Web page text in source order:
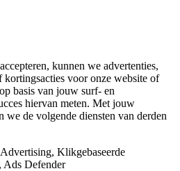
kunnen we advertenties,
kortingsacties voor onze website of
basis van jouw surf- en
hiervan meten. Met jouw
we de volgende diensten van derden
Klikgebaseerde
Ads Defender